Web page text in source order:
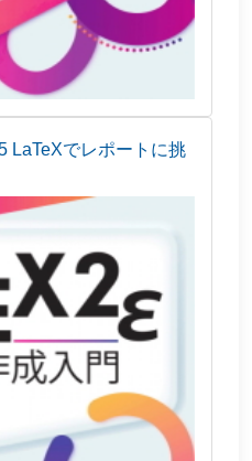
LaTeXでレポートに挑